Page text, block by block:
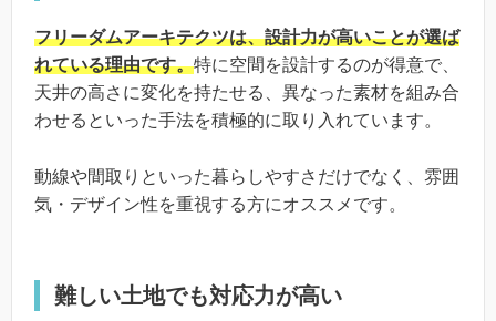
フリーダムアーキテクツは、設計力が高いことが選ば
れている理由です。特に空間を設計するのが得意で、
天井の高さに変化を持たせる、異なった素材を組み合
わせるといった手法を積極的に取り入れています。
動線や間取りといった暮らしやすさだけでなく、雰囲
気・デザイン性を重視する方にオススメです。
難しい土地でも対応力が高い